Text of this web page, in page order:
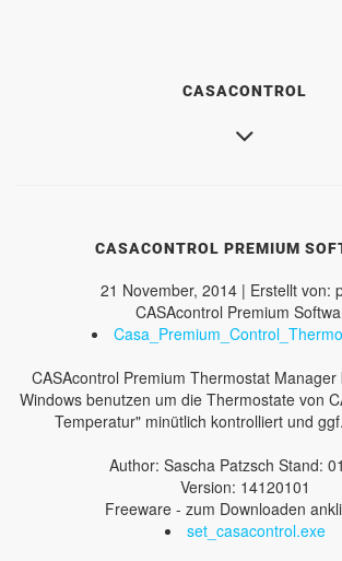
CASACONTROL
CASACONTROL PREMIUM
21 November, 2014 | Erstellt von:
CASAcontrol Premium
CASAcontrol Premium Thermostat
Windows benutzen um die Thermostate von
Temperatur" minütlich kontrolliert und
Author: Sascha Patzsch Stand:
Version: 14120101
Freeware - zum Downloaden
set_casacontrol.exe